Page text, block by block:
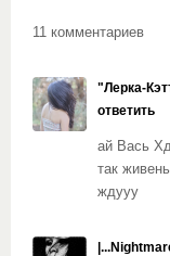
11 комментариев
"Лерка-
ответить
ай Вась
так
ждууу